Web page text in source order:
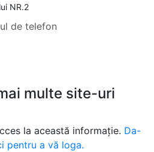
NR.2
de telefon
multe site-uri
la această informație. Da-
pentru a vă loga.